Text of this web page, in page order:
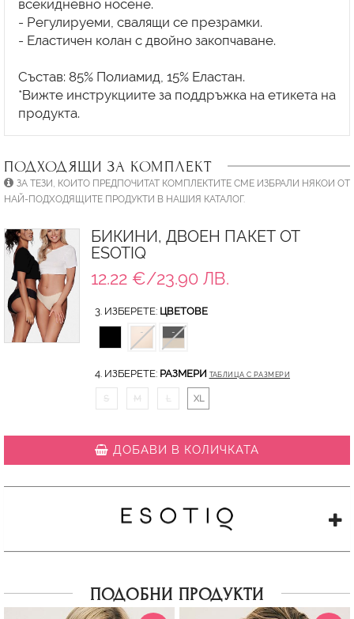
всекидневно носене.
- Регулируеми, свалящи се презрамки.
- Еластичен колан с двойно закопчаване.
Състав: 85% Полиамид, 15% Еластан.
*Вижте инструкциите за поддръжка на етикета на
ПОДХОДЯЩИ ЗА КОМПЛЕКТ
ЗА ТЕЗИ, КОИТО ПРЕДПОЧИТАТ КОМПЛЕКТИТЕ СМЕ ИЗБРАЛИ НЯКОИ ОТ
НАЙ-ПОДХОДЯЩИТЕ ПРОДУКТИ В НАШИЯ КАТАЛОГ.
БИКИНИ, ДВОЕН ПАКЕТ ОТ
ESOTIQ
12.22 €/23.90 ЛВ.
3. ИЗБЕРЕТЕ: ЦВЕТОВЕ
4. ИЗБЕРЕТЕ: РАЗМЕРИ ТАБЛИЦА С РАЗМЕРИ
S M L XL
ДОБАВИ В КОЛИЧКАТА
ПОДОБНИ ПРОДУКТИ